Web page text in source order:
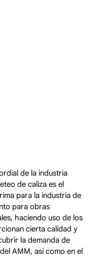
de la industria
de caliza es el
para la industria de
para obras
haciendo uso de los
cierta calidad y
la demanda de
AMM, así como en el